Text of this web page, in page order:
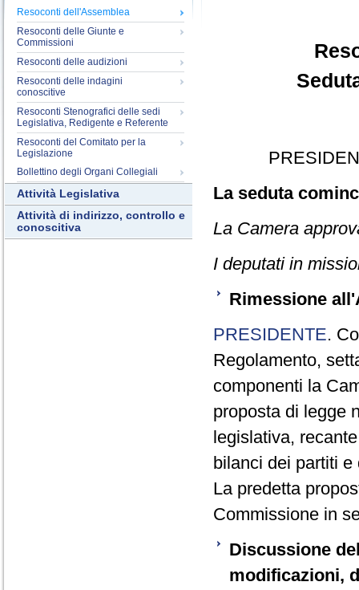
Resoconti dell'Assemblea
Resoconti delle Giunte e
Commissioni
Resoconti delle audizioni
Resoconti delle indagini
conoscitive
Resoconti Stenografici delle sedi
Legislativa, Redigente e Referente
Resoconti del Comitato per la
Legislazione
Bollettino degli Organi Collegiali
Attività Legislativa
Attività di indirizzo, controllo e
conoscitiva
La seduta
La Camera
I deputati in
Rimessione
PRESIDENTE.
Regolamento,
componenti la
proposta di legge
legislativa,
bilanci dei partiti
La predetta
Commissione in
Discussione
modificazioni,